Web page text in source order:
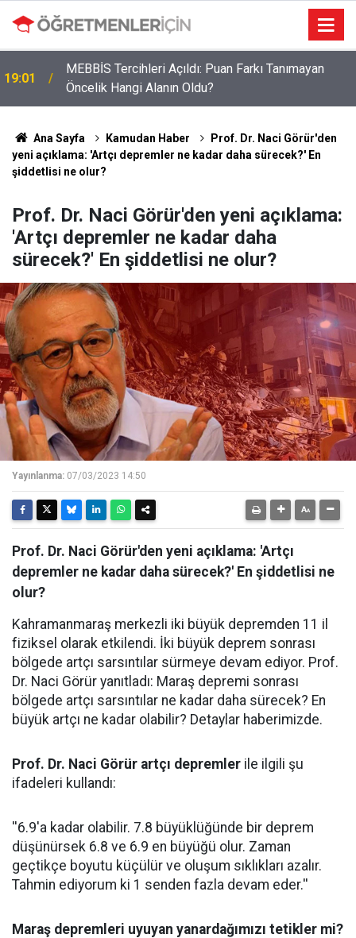
19:01
MEBBİS Tercihleri Açıldı: Puan Farkı Tanımayan
Öncelik Hangi Alanın Oldu?
Ana Sayfa Kamudan Haber
Prof. Dr. Naci Görür'den
yeni açıklama: 'Artçı depremler ne kadar daha sürecek?' En
şiddetlisi ne olur?
Prof. Dr. Naci Görür'den yeni açıklama:
'Artçı depremler ne kadar daha
sürecek?' En şiddetlisi ne olur?
Yayınlanma: 07/03/2023 14:50
Prof. Dr. Naci Görür'den yeni açıklama: 'Artçı
depremler ne kadar daha sürecek?' En şiddetlisi ne
olur?
Kahramanmaraş merkezli iki büyük depremden 11 il
fiziksel olarak etkilendi. İki büyük deprem sonrası
bölgede artçı sarsıntılar sürmeye devam ediyor. Prof.
Dr. Naci Görür yanıtladı: Maraş depremi sonrası
bölgede artçı sarsıntılar ne kadar daha sürecek? En
büyük artçı ne kadar olabilir? Detaylar haberimizde.
Prof. Dr. Naci Görür artçı depremler ile ilgili şu
ifadeleri kullandı:
''6.9'a kadar olabilir. 7.8 büyüklüğünde bir deprem
düşünürsek 6.8 ve 6.9 en büyüğü olur. Zaman
geçtikçe boyutu küçülür ve oluşum sıklıkları azalır.
Tahmin ediyorum ki 1 senden fazla devam eder.''
Maraş depremleri uyuyan yanardağımızı tetikler mi?